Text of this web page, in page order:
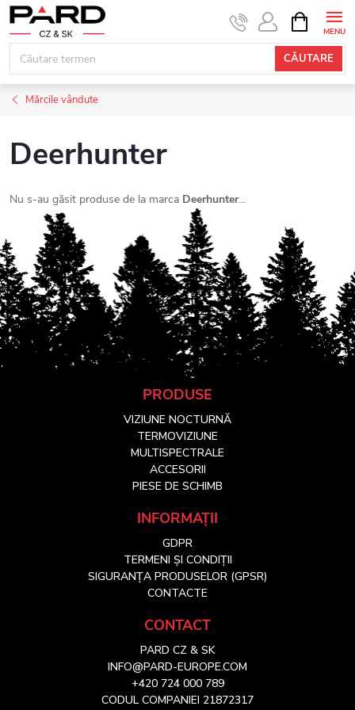
Treci
conținut
CĂUTARE
COŞ
DE
Mărcile vândute
Deerhunter
Nu s-au găsit produse de la marca Deerhunter...
PRODUSE
VIZIUNE NOCTURNĂ
TERMOVIZIUNE
MULTISPECTRALE
ACCESORII
PIESE DE SCHIMB
INFORMAȚII
GDPR
TERMENI ȘI CONDIȚII
SIGURANȚA PRODUSELOR (GPSR)
CONTACTE
CONTACT
PARD CZ & SK
INFO@PARD-EUROPE.COM
+420 724 000 789
CODUL COMPANIEI 21872317